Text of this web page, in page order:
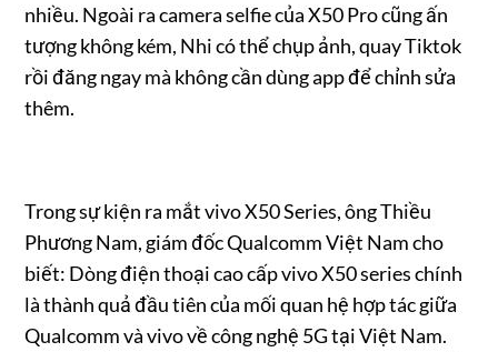
nhiều. Ngoài ra camera selfie của X50 Pro cũng ấn
tượng không kém, Nhi có thể chụp ảnh, quay Tiktok
rồi đăng ngay mà không cần dùng app để chỉnh sửa
thêm.
Trong sự kiện ra mắt vivo X50 Series, ông Thiều
Phương Nam, giám đốc Qualcomm Việt Nam cho
biết: Dòng điện thoại cao cấp vivo X50 series chính
là thành quả đầu tiên của mối quan hệ hợp tác giữa
Qualcomm và vivo về công nghệ 5G tại Việt Nam.